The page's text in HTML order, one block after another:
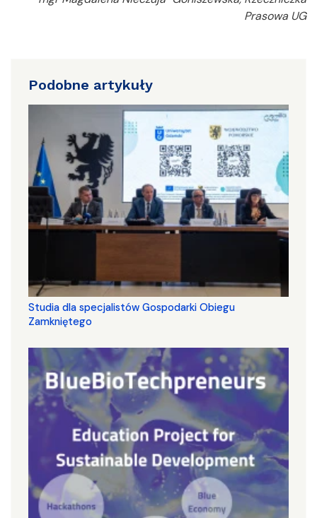
Prasowa UG
Podobne artykuły
Studia dla specjalistów Gospodarki Obiegu
Zamkniętego